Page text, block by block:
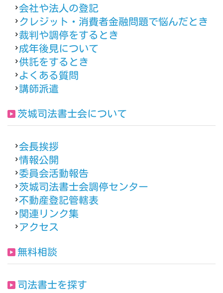
会社や法人の登記
クレジット・消費者金融問題で悩んだとき
裁判や調停をするとき
成年後見について
供託をするとき
よくある質問
講師派遣
茨城司法書士会について
会長挨拶
情報公開
委員会活動報告
茨城司法書士会調停センター
不動産登記管轄表
関連リンク集
アクセス
無料相談
司法書士を探す